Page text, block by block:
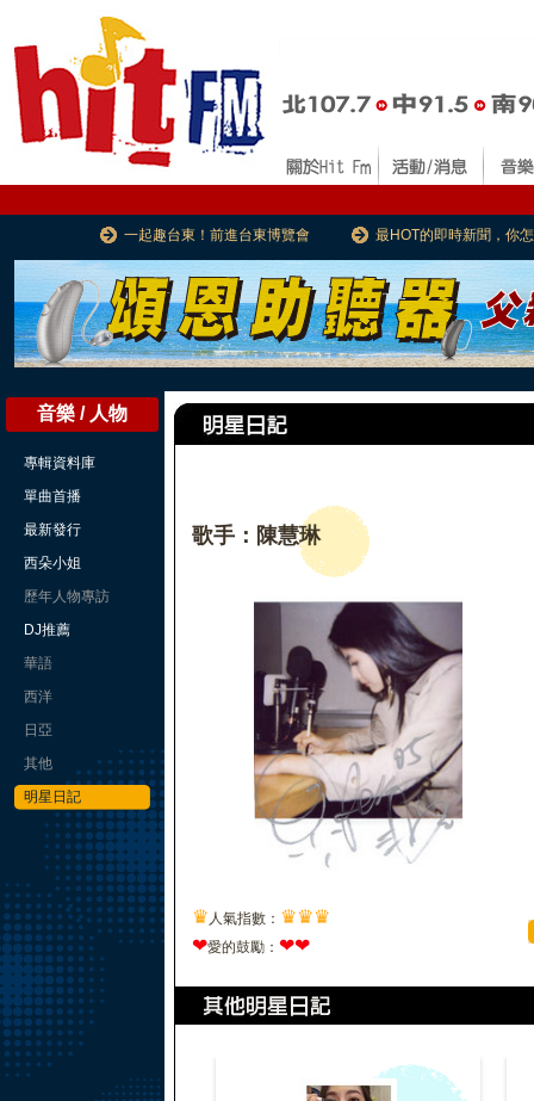
一起趣台東！前進台東博覽會 最HOT的即時新聞，你
音樂 / 人物
專輯資料庫
單曲首播
最新發行
西朵小姐
歷年人物專訪
DJ推薦
華語
西洋
日亞
其他
明星日記
歌手：陳慧琳
♛ 人氣指數： ♛♛♛
❤愛的鼓勵： ❤❤